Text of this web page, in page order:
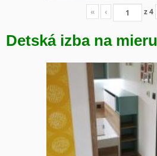
« ‹ z4
Detská izba na mieru